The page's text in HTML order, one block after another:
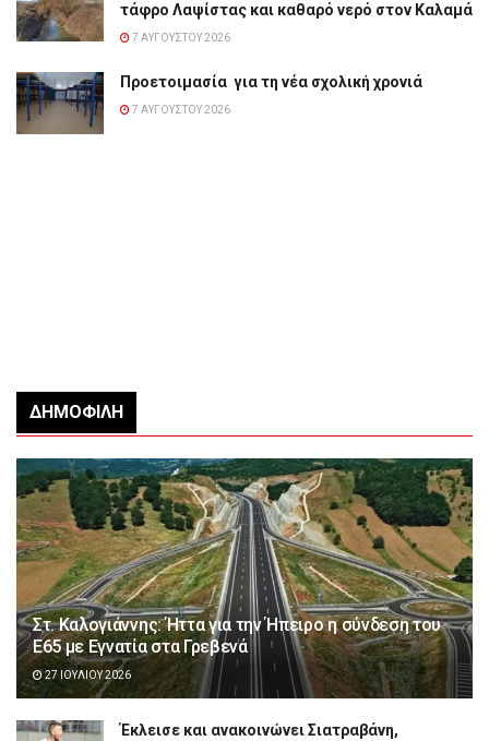
τάφρο Λαψίστας και καθαρό νερό στον Καλαμά
7 ΑΥΓΟΎΣΤΟΥ 2026
Προετοιμασία για τη νέα σχολική χρονιά
7 ΑΥΓΟΎΣΤΟΥ 2026
ΔΗΜΟΦΙΛΉ
Στ. Καλογιάννης: Ήττα για την Ήπειρο η σύνδεση του
Ε65 με Εγνατία στα Γρεβενά
27 ΙΟΥΛΊΟΥ 2026
Έκλεισε και ανακοινώνει Σιατραβάνη,